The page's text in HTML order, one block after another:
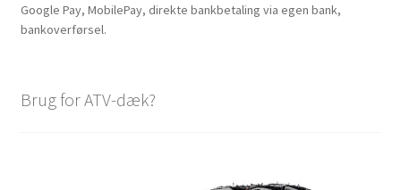
Google Pay, MobilePay, direkte bankbetaling via egen bank,
bankoverførsel.
Brug for ATV-dæk?